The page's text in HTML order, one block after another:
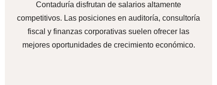
Contaduría disfrutan de salarios altamente
competitivos. Las posiciones en auditoría, consultoría
fiscal y finanzas corporativas suelen ofrecer las
mejores oportunidades de crecimiento económico.